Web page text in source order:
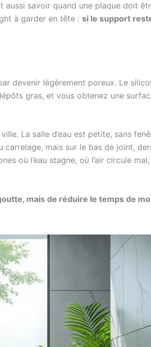
aussi savoir quand une plaque doit
à garder en tête : si le support
devenir légèrement poreux. Le
gras, et vous obtenez une
La salle d’eau est petite, sans
mais sur le bas de joint,
où l’eau stagne, où l’air circule
mais de réduire le temps de